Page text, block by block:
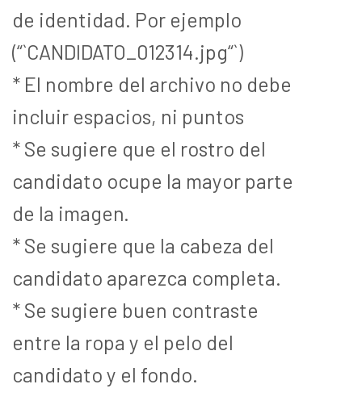
de identidad. Por ejemplo
(“`CANDIDATO_012314.jpg“`)
* El nombre del archivo no debe
incluir espacios, ni puntos
* Se sugiere que el rostro del
candidato ocupe la mayor parte
de la imagen.
* Se sugiere que la cabeza del
candidato aparezca completa.
* Se sugiere buen contraste
entre la ropa y el pelo del
candidato y el fondo.